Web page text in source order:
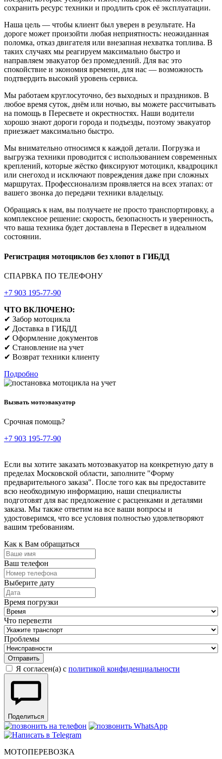
сохранить ресурс техники и продлить срок её эксплуатации.
Наша цель — чтобы клиент был уверен в результате. На
дороге может произойти любая неприятность: неожиданная
поломка, отказ двигателя или внезапная нехватка топлива. В
таких случаях мы реагируем максимально быстро и
направляем эвакуатор без промедлений. Для вас это
спокойствие и экономия времени, для нас — возможность
подтвердить высокий уровень сервиса.
Мы работаем круглосуточно, без выходных и праздников. В
любое время суток, днём или ночью, вы можете рассчитывать
на помощь в Пересвете и окрестностях. Наши водители
хорошо знают дороги города и подъезды, поэтому эвакуатор
приезжает максимально быстро.
Мы внимательно относимся к каждой детали. Погрузка и
выгрузка техники проводится с использованием современных
креплений, которые жёстко фиксируют мотоцикл, квадроцикл
или снегоход и исключают повреждения даже при сложных
маршрутах. Профессионализм проявляется на всех этапах: от
вашего звонка до передачи техники владельцу.
Обращаясь к нам, вы получаете не просто транспортировку, а
комплексное решение: скорость, безопасность и уверенность,
что ваша техника будет доставлена в Пересвет в идеальном
состоянии.
Регистрация мотоциклов без хлопот в ГИБДД
СПАРВКА ПО ТЕЛЕФОНУ
+7 903 195-77-90
ЧТО ВКЛЮЧЕНО:
✔ Забор мотоцикла
✔ Доставка в ГИБДД
✔ Оформление документов
✔ Становление на учет
✔ Возврат техники клиенту
Подробно
Вызвать мотоэвакуатор
Срочная помощь?
+7 903 195-77-90
Если вы хотите заказать мотоэвакуатор на конкретную дату в
пределах Московской области, заполните "Форму
предварительного заказа". После того как вы предоставите
всю необходимую информацию, наши специалисты
подготовят для вас предложение с расценками и деталями
заказа. Мы также ответим на все ваши вопросы и
удостоверимся, что все условия полностью удовлетворяют
вашим требованиям.
Как к Вам обращаться
Ваш телефон
Выберите дату
Время погрузки
Что перевезти
Проблемы
Отправить
Я согласен(а) с политикой конфиденциальности
Поделиться
МОТОПЕРЕВОЗКА